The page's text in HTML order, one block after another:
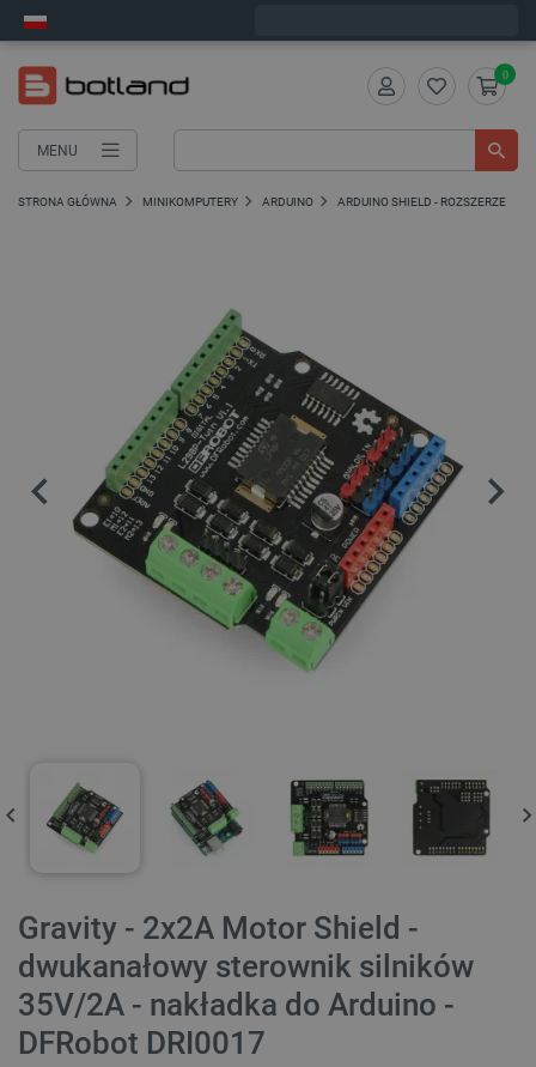
MENU
0
STRONA GŁÓWNA MINIKOMPUTERY ARDUINO ARDUINO SHIELD - ROZSZERZENIA
Gravity - 2x2A Motor Shield -
dwukanałowy sterownik silników
35V/2A - nakładka do Arduino -
DFRobot DRI0017